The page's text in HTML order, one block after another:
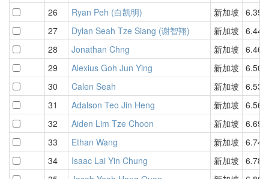
26
Ryan Peh (白凯明) 新加坡 6.39
27
Dylan Seah Tze Siang (谢智翔) 新加坡 6.44
28
Jonathan Chng 新加坡 6.46
29
Alexius Goh Jun Ying 新加坡 6.50
30
Calen Seah 新加坡 6.53
31
Adalson Teo Jin Heng 新加坡 6.56
32
Aiden Lim Tze Choon 新加坡 6.69
33
Ethan Wang 新加坡 6.74
34
Isaac Lai Yin Chung 新加坡 6.78